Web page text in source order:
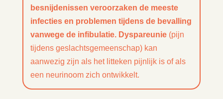
besnijdenissen veroorzaken de meeste
infecties en problemen tijdens de bevalling
vanwege de infibulatie. Dyspareunie(pijn
tijdens geslachtsgemeenschap) kan
aanwezig zijn als het litteken pijnlijk is of als
een neurinoom zich ontwikkelt.